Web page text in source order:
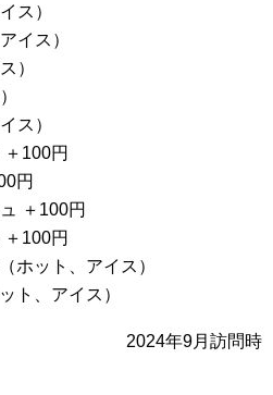
ス）
イス）
）
ス）
100円
円
＋100円
100円
ホット、アイス）
ト、アイス）
2024年9月訪問時